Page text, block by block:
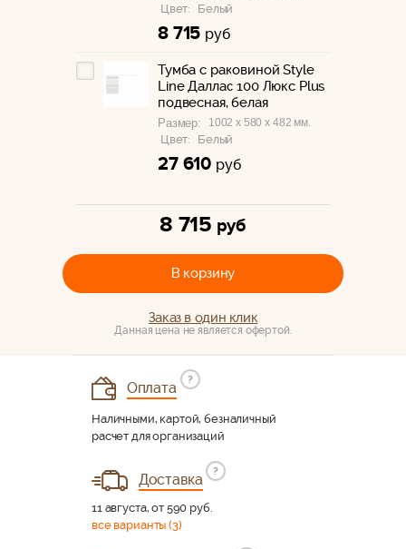
Цвет: Белый
8 715 руб
Тумба с раковиной Style
Line Даллас 100 Люкс Plus
подвесная, белая
Размер: 1002 x 580 x 482 мм.
Цвет: Белый
27 610 руб
8 715 руб
В корзину
Заказ в один клик
Данная цена не является офертой.
Оплата
?
Наличными, картой, безналичный
расчет для организаций
Доставка
?
11 августа, от 590 руб.
все варианты (3)